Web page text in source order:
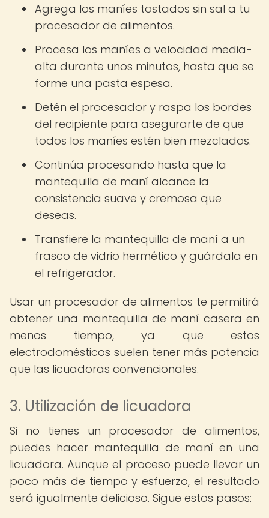
Agrega los maníes tostados sin sal a tu
procesador de alimentos.
Procesa los maníes a velocidad media-
alta durante unos minutos, hasta que se
forme una pasta espesa.
Detén el procesador y raspa los bordes
del recipiente para asegurarte de que
todos los maníes estén bien mezclados.
Continúa procesando hasta que la
mantequilla de maní alcance la
consistencia suave y cremosa que
deseas.
Transfiere la mantequilla de maní a un
frasco de vidrio hermético y guárdala en
el refrigerador.
Usar un procesador de alimentos te permitirá
obtener una mantequilla de maní casera en
menos tiempo, ya que estos
electrodomésticos suelen tener más potencia
que las licuadoras convencionales.
3. Utilización de licuadora
Si no tienes un procesador de alimentos,
puedes hacer mantequilla de maní en una
licuadora. Aunque el proceso puede llevar un
poco más de tiempo y esfuerzo, el resultado
será igualmente delicioso. Sigue estos pasos: